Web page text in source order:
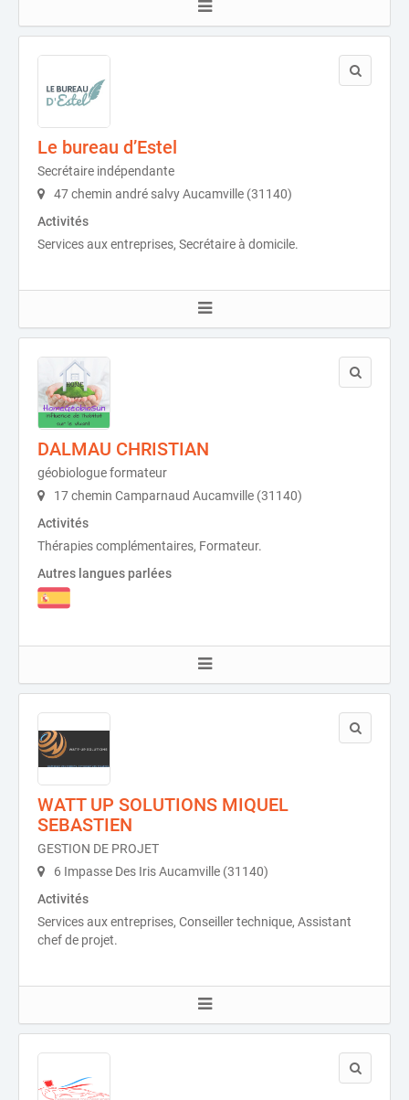
Le bureau d’Estel
Secrétaire indépendante
47 chemin andré salvy Aucamville (31140)
Activités
Services aux entreprises, Secrétaire à domicile.
DALMAU CHRISTIAN
géobiologue formateur
17 chemin Camparnaud Aucamville (31140)
Activités
Thérapies complémentaires, Formateur.
Autres langues parlées
WATT UP SOLUTIONS MIQUEL
SEBASTIEN
GESTION DE PROJET
6 Impasse Des Iris Aucamville (31140)
Activités
Services aux entreprises, Conseiller technique, Assistant
chef de projet.